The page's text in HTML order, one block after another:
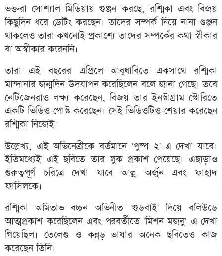
ভক্তরা সোশ্যাল মিডিয়ায় গুঞ্জন করছে, রশ্মিকা এবং বিজয়
কিছুদিন ধরে ডেটিং করছেন। তাদের সম্পর্ক নিয়ে নানা গুঞ্জন
থাকলেও তারা কখনোই প্রকাশ্যে তাদের সম্পর্কের কথা স্বীকার
বা অস্বীকার করেননি।
তারা এই বছরের এপ্রিলে আবুধাবিতে একসাথে রশ্মিকা
মান্দানার জন্মদিন উদযাপন করেছিলেন বলে জানা গেছে। তবে
নেটিজেনরাও লক্ষ্য করেছেন, বিজয় তার ইনস্টাগ্রাম স্টোরিতে
একটি ভিডিও পোস্ট করেছেন। সেই ভিডিওটিও শেয়ার করেছেন
রশ্মিকা নিজেই।
উল্লেখ্য, এই অভিনেত্রীকে বর্তমানে 'পুষ্প ২'-এ দেখা যাবে।
ইতিমধ্যেই এই ছবিতে তার লুক প্রকাশ পেয়েছে। এছাড়াও
গুরুত্বপূর্ণ চরিত্রে দেখা যাবে আল্লু অর্জুন এবং ফাহাদ
ফাসিলকে।
রশ্মিকা অমিতাভ বচ্চন অভিনীত 'গুডবাই' দিয়ে বলিউডে
আত্মপ্রকাশ করেছিলেন এবং পরবর্তীতে 'মিশন মজনু'-এ দেখা
গিয়েছিল। তেলেগু ও কন্নড় ভাষার অনেক ছবিতেও কাজ
করেছেন তিনি।